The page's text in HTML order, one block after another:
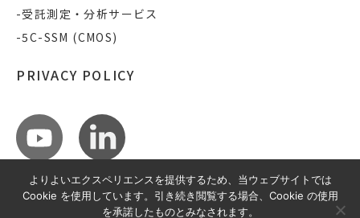
-受託測定・分析サービス
-5C-SSM (CMOS)
PRIVACY POLICY
よりよいエクスペリエンスを提供するため、当ウェブサイトでは
Cookie を使用しています。引き続き閲覧する場合、Cookie の使用
を承諾したものとみなされます。